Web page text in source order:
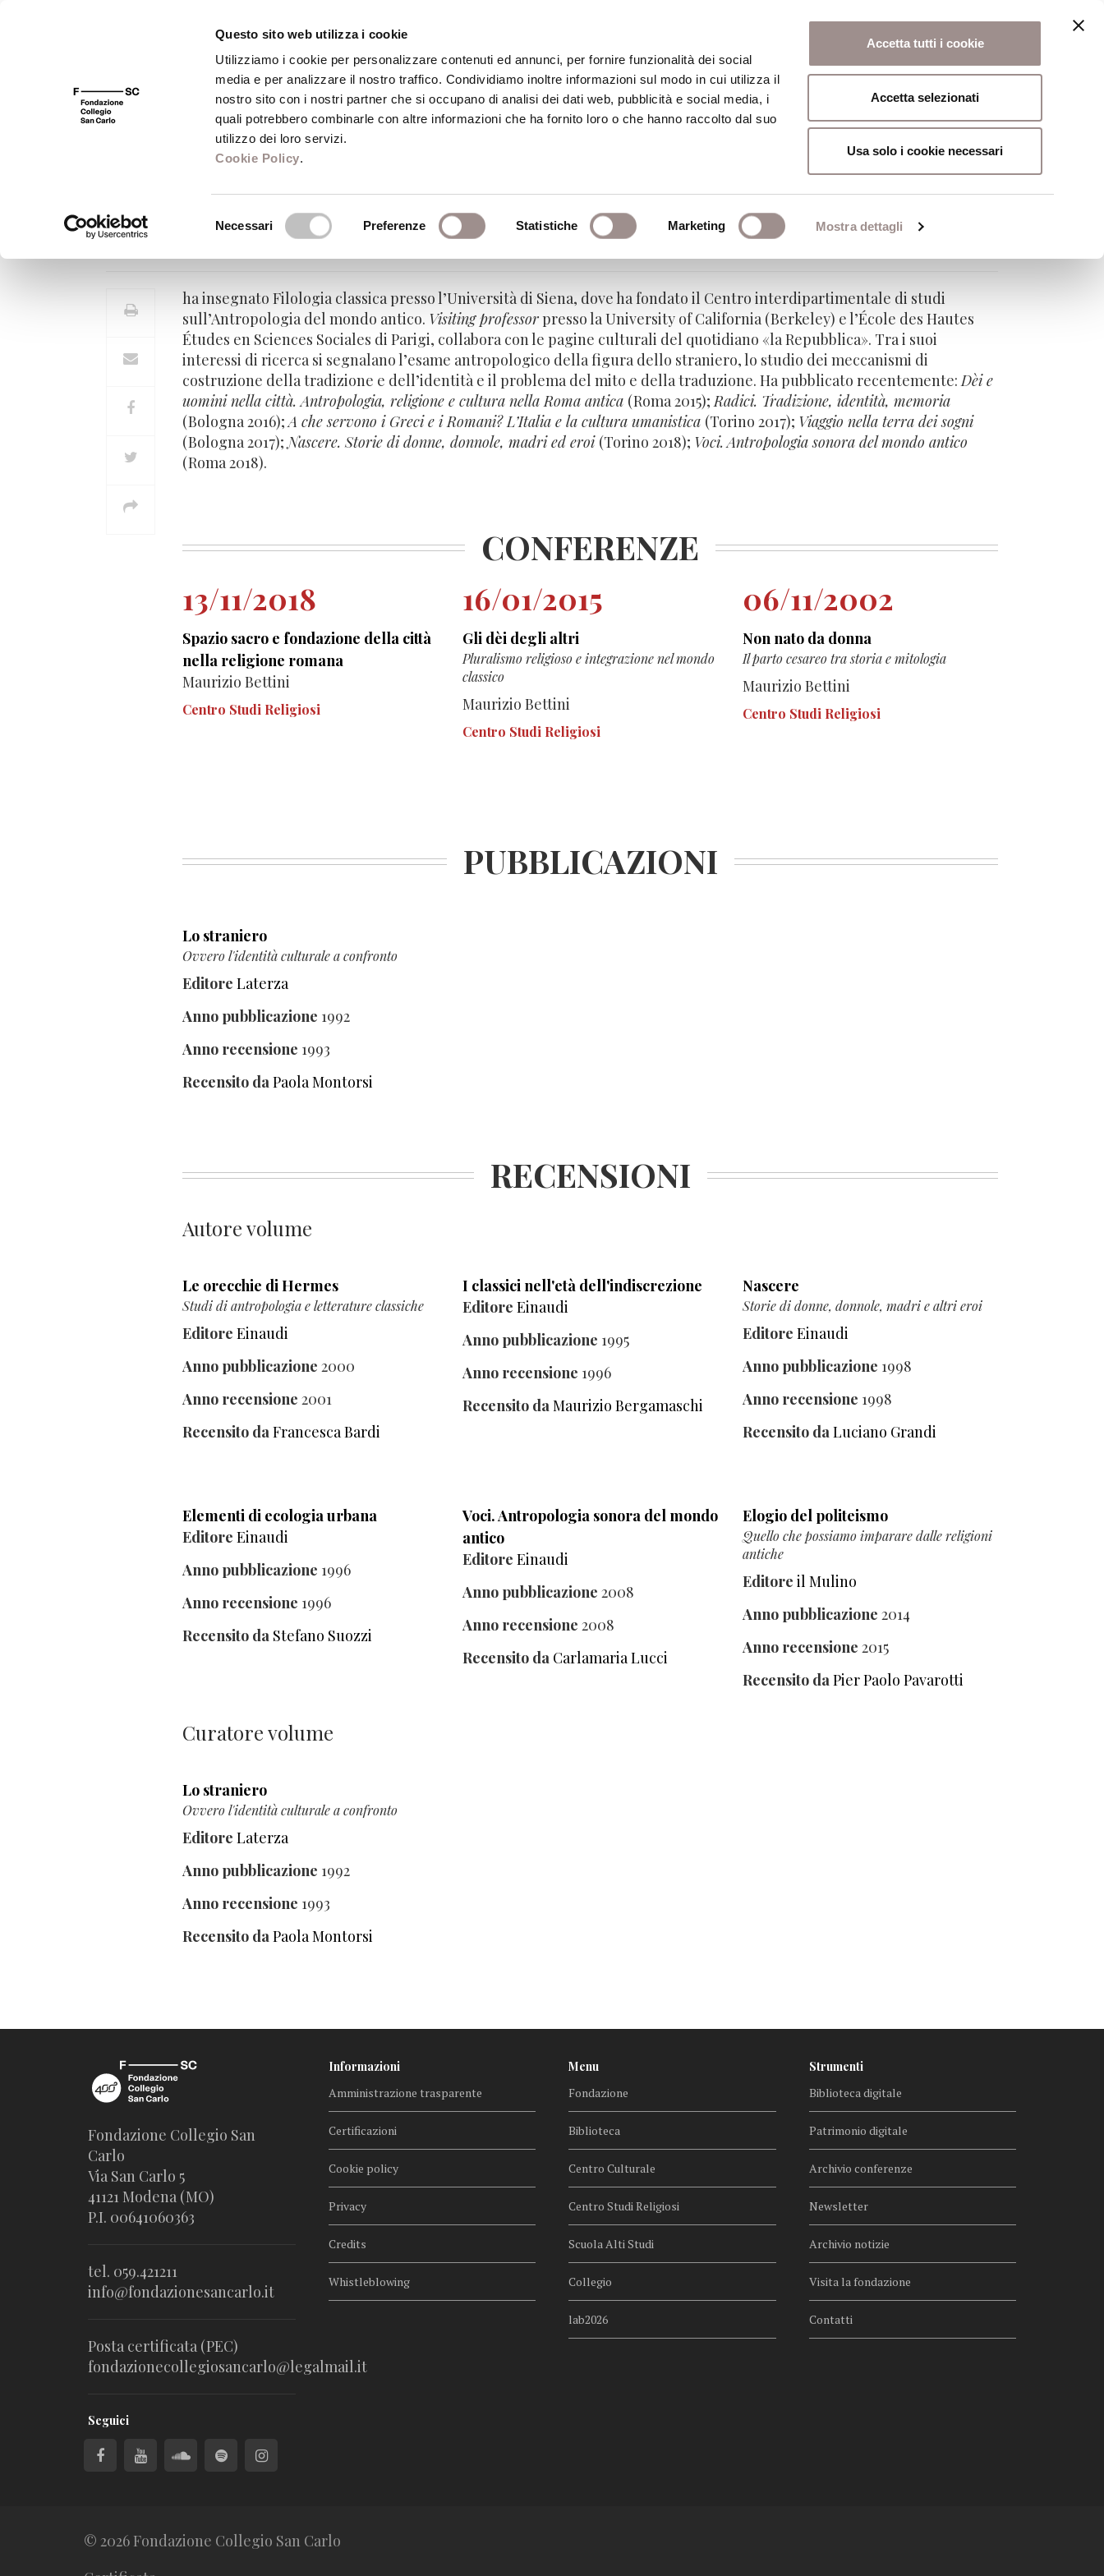
Questo sito web utilizza i cookie
Utilizziamo i cookie per personalizzare contenuti ed annunci, per fornire funzionalità dei social
media e per analizzare il nostro traffico. Condividiamo inoltre informazioni sul modo in cui utilizza il
nostro sito con i nostri partner che si occupano di analisi dei dati web, pubblicità e social media, i
quali potrebbero combinarle con altre informazioni che ha fornito loro o che hanno raccolto dal suo
utilizzo dei loro servizi.
Cookie Policy.
Necessari Preferenze Statistiche Marketing Mostra dettagli
Accetta tutti i cookie
Accetta selezionati
Usa solo i cookie necessari
FSC 400 Fondazione Biblioteca Centro Culturale Centro Studi Religiosi Scuola Alti Studi
Maurizio Bettini
Professore di Filologia classica - Università di Siena
ha insegnato Filologia classica presso l’Università di Siena, dove ha fondato il Centro interdipartimentale di studi
sull’Antropologia del mondo antico. Visiting professorpresso la University of California (Berkeley) e l’École des Hautes
Études en Sciences Sociales di Parigi, collabora con le pagine culturali del quotidiano «la Repubblica». Tra i suoi
interessi di ricerca si segnalano l’esame antropologico della figura dello straniero, lo studio dei meccanismi di
costruzione della tradizione e dell’identità e il problema del mito e della traduzione. Ha pubblicato recentemente:Dèi e
uomini nella città. Antropologia, religione e cultura nella Roma antica (Roma 2015);Radici. Tradizione, identità, memoria
(Bologna 2016);A che servono i Greci e i Romani? L’Italia e la cultura umanistica (Torino 2017); Viaggio nella terra dei sogni
(Bologna 2017);Nascere. Storie di donne, donnole, madri ed eroi (Torino 2018); Voci. Antropologia sonora del mondo antico
(Roma 2018).
CONFERENZE
13/11/2018
Spazio sacro e fondazione della città
nella religione romana
Maurizio Bettini
Centro Studi Religiosi
16/01/2015
Gli dèi degli altri
Pluralismo religioso e integrazione nel mondo
classico
Maurizio Bettini
Centro Studi Religiosi
06/11/2002
Non nato da donna
Il parto cesareo tra storia e mitologia
Maurizio Bettini
Centro Studi Religiosi
PUBBLICAZIONI
Lo straniero
Ovvero l'identità culturale a confronto
Editore Laterza
Anno pubblicazione 1992
Anno recensione 1993
Recensito daPaola Montorsi
RECENSIONI
Autore volume
Le orecchie di Hermes
Studi di antropologia e letterature classiche
Editore Einaudi
Anno pubblicazione 2000
Anno recensione 2001
Recensito daFrancesca Bardi
I classici nell'età dell'indiscrezione
Editore Einaudi
Anno pubblicazione 1995
Anno recensione 1996
Recensito daMaurizio Bergamaschi
Nascere
Storie di donne, donnole, madri e altri eroi
Editore Einaudi
Anno pubblicazione 1998
Anno recensione 1998
Recensito daLuciano Grandi
Elementi di ecologia urbana
Editore Einaudi
Anno pubblicazione 1996
Anno recensione 1996
Recensito da Stefano Suozzi
Voci. Antropologia sonora del mondo
antico
Editore Einaudi
Anno pubblicazione 2008
Anno recensione 2008
Recensito da Carlamaria Lucci
Elogio del politeismo
Quello che possiamo imparare dalle religioni
antiche
Editore il Mulino
Anno pubblicazione 2014
Anno recensione 2015
Recensito daPier Paolo Pavarotti
Curatore volume
Lo straniero
Ovvero l'identità culturale a confronto
Editore Laterza
Anno pubblicazione 1992
Anno recensione 1993
Recensito daPaola Montorsi
Fondazione Collegio San
Carlo
Via San Carlo 5
41121 Modena (MO)
P.I. 00641060363
tel. 059.421211
info@fondazionesancarlo.it
Posta certificata (PEC)
fondazionecollegiosancarlo@legalmail.it
Seguici
Informazioni
Amministrazione trasparente
Certificazioni
Cookie policy
Privacy
Credits
Whistleblowing
Menu
Fondazione
Biblioteca
Centro Culturale
Centro Studi Religiosi
Scuola Alti Studi
Collegio
lab2026
Strumenti
Biblioteca digitale
Patrimonio digitale
Archivio conferenze
Newsletter
Archivio notizie
Visita la fondazione
Contatti
© 2026 Fondazione Collegio San Carlo